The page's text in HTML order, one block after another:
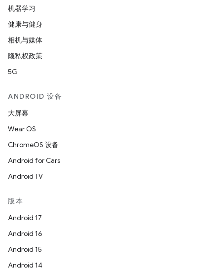
机器学习
健康与健身
相机与媒体
隐私权政策
5G
ANDROID 设备
大屏幕
Wear OS
ChromeOS 设备
Android for Cars
Android TV
版本
Android 17
Android 16
Android 15
Android 14